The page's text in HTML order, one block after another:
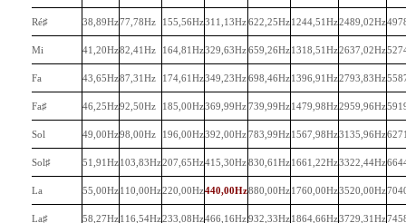
Ré♯ 38,89Hz77,78Hz 155,56Hz311,13Hz622,25Hz1244,51Hz2489,02Hz
Mi 41,20Hz82,41Hz 164,81Hz329,63Hz659,26Hz1318,51Hz2637,02Hz
Fa 43,65Hz87,31Hz 174,61Hz349,23Hz698,46Hz1396,91Hz2793,83Hz
Fa♯ 46,25Hz92,50Hz 185,00Hz369,99Hz739,99Hz1479,98Hz2959,96Hz
Sol 49,00Hz98,00Hz 196,00Hz392,00Hz783,99Hz1567,98Hz3135,96Hz
Sol♯ 51,91Hz103,83Hz207,65Hz415,30Hz830,61Hz1661,22Hz3322,44Hz
La 55,00Hz110,00Hz220,00Hz440,00Hz880,00Hz1760,00Hz3520,00Hz
La♯ 58,27Hz116,54Hz233,08Hz466,16Hz932,33Hz1864,66Hz3729,31Hz